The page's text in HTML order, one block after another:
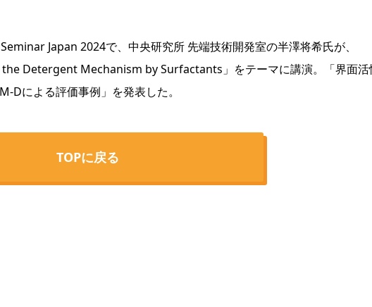
Japan 2024で、中央研究所 先端技術開発室の半澤将希氏が、
Detergent Mechanism by Surfactants」をテーマに講演。「界面活
Dによる評価事例」を発表した。
TOPに戻る